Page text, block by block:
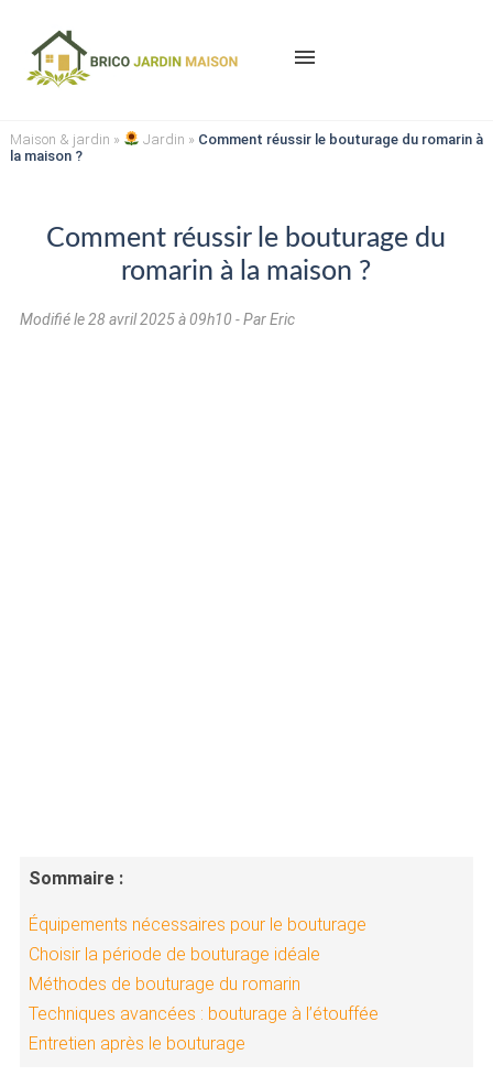
menu
Maison & jardin » Jardin » Comment réussir le bouturage du romarin à
la maison ?
Comment réussir le bouturage du
romarin à la maison ?
Modifié le28 avril 2025 à 09h10 - Par Eric
Sommaire :
Équipements nécessaires pour le bouturage
Choisir la période de bouturage idéale
Méthodes de bouturage du romarin
Techniques avancées : bouturage à l’étouffée
Entretien après le bouturage